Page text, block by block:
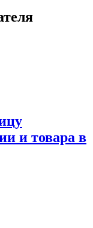
и товара в